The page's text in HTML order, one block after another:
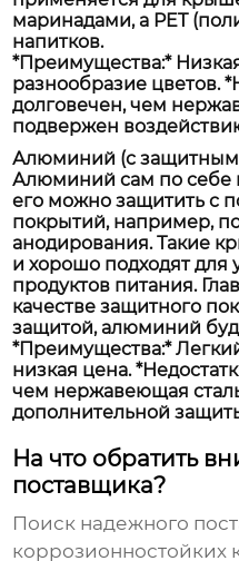
маринадами, а PET
напитков.
*Преимущества:*
разнообразие цветов.
долговечен, чем
подвержен
Алюминий (с
Алюминий сам по себе
его можно защитить с
покрытий, например,
анодирования. Такие
и хорошо подходят для
продуктов питания.
качестве защитного
защитой, алюминий
*Преимущества:*
низкая цена.
чем нержавеющая
дополнительной
На что обратить
поставщика?
Поиск надежного
коррозионностойких